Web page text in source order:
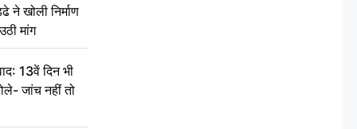
खोली निर्माण
मांग
13वें दिन भी
जांच नहीं तो